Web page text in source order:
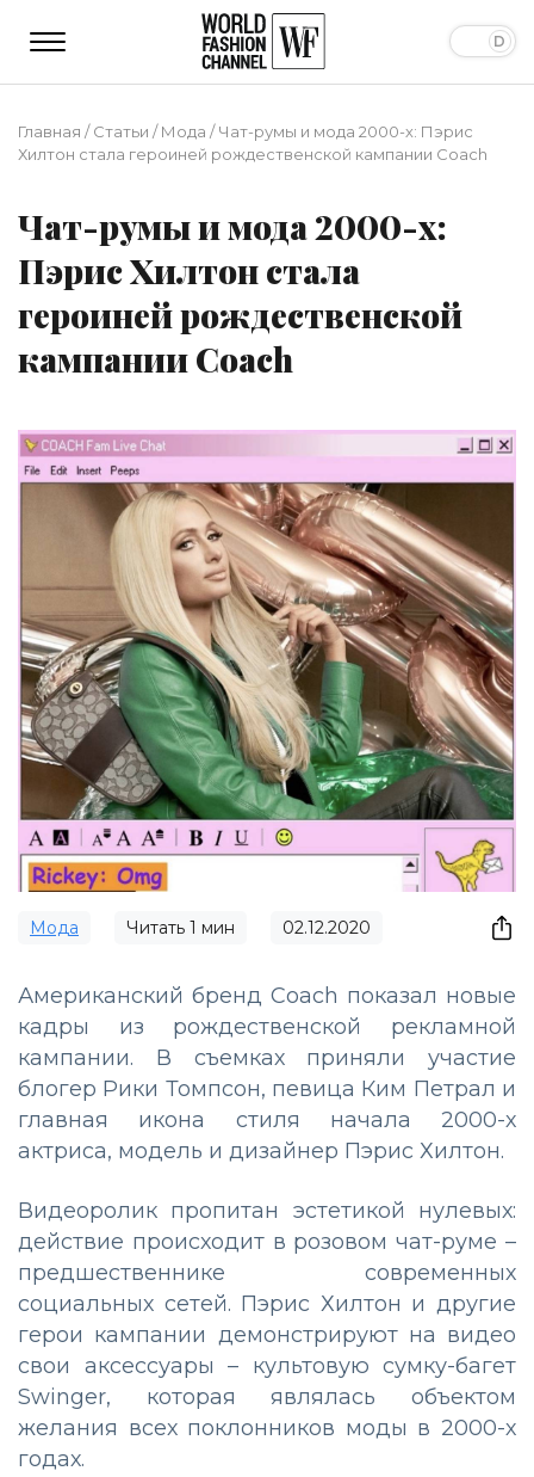
Главная /Статьи /Мода /Чат-румы и мода 2000-х: Пэрис
Хилтон стала героиней рождественской кампании Coach
Чат-румы и мода 2000-х:
Пэрис Хилтон стала
героиней рождественской
кампании Coach
Мода Читать 1 мин 02.12.2020
Американский бренд Coach показал новые
кадры из рождественской рекламной
кампании. В съемках приняли участие
блогер Рики Томпсон, певица Ким Петрал и
главная икона стиля начала 2000-х
актриса, модель и дизайнер Пэрис Хилтон.
Видеоролик пропитан эстетикой нулевых:
действие происходит в розовом чат-руме –
предшественнике современных
социальных сетей. Пэрис Хилтон и другие
герои кампании демонстрируют на видео
свои аксессуары – культовую сумку-багет
Swinger, которая являлась объектом
желания всех поклонников моды в 2000-х
годах.